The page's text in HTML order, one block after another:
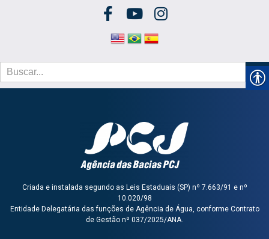
Criada e instalada segundo as Leis Estaduais (SP) nº 7.663/91 e nº
10.020/98
Entidade Delegatária das funções de Agência de Água, conforme Contrato
de Gestão nº 037/2025/ANA.